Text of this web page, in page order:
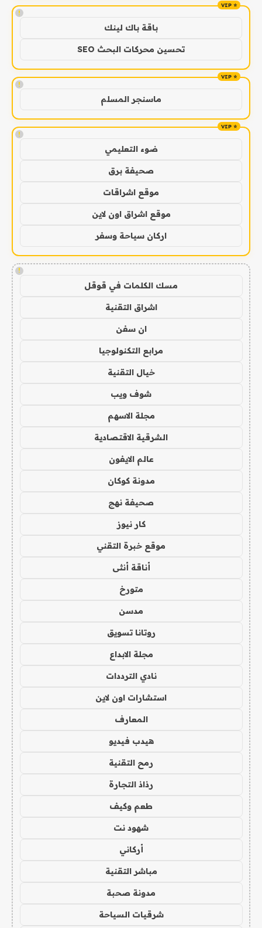
!
باقة باك لينك
تحسين محركات البحث SEO
!
ماسنجر المسلم
!
ضوء التعليمي
صحيفة برق
موقع اشراقات
موقع اشراق اون لاين
اركان سياحة وسفر
!
مسك الكلمات في قوقل
اشراق التقنية
ان سفن
مرابع التكنولوجيا
خيال التقنية
شوف ويب
مجلة الاسهم
الشرقية الاقتصادية
عالم الايفون
مدونة كوكان
صحيفة نهج
كار نيوز
موقع خبرة التقني
أناقة أنثى
متورخ
مدسن
روتانا تسويق
مجلة الابداع
نادي الترددات
استشارات اون لاين
المعارف
هيدب فيديو
رمح التقنية
رذاذ التجارة
طعم وكيف
شهود نت
أركاني
مباشر التقنية
مدونة صحبة
شرقيات السياحة